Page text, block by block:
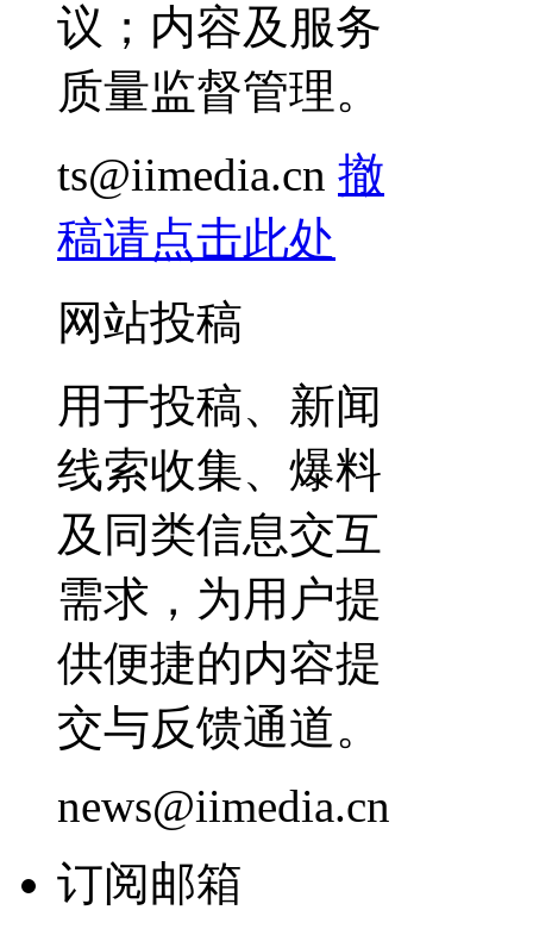
议；内容及服务
质量监督管理。
ts@iimedia.cn 撤
稿请点击此处
网站投稿
用于投稿、新闻
线索收集、爆料
及同类信息交互
需求，为用户提
供便捷的内容提
交与反馈通道。
news@iimedia.cn
订阅邮箱